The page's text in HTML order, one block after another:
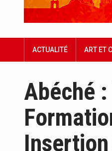
ACTUALITÉ ART ET
Abéché